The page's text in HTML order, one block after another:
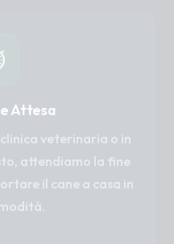
Attesa
veterinaria o in
attendiamo la fine
il cane a casa in